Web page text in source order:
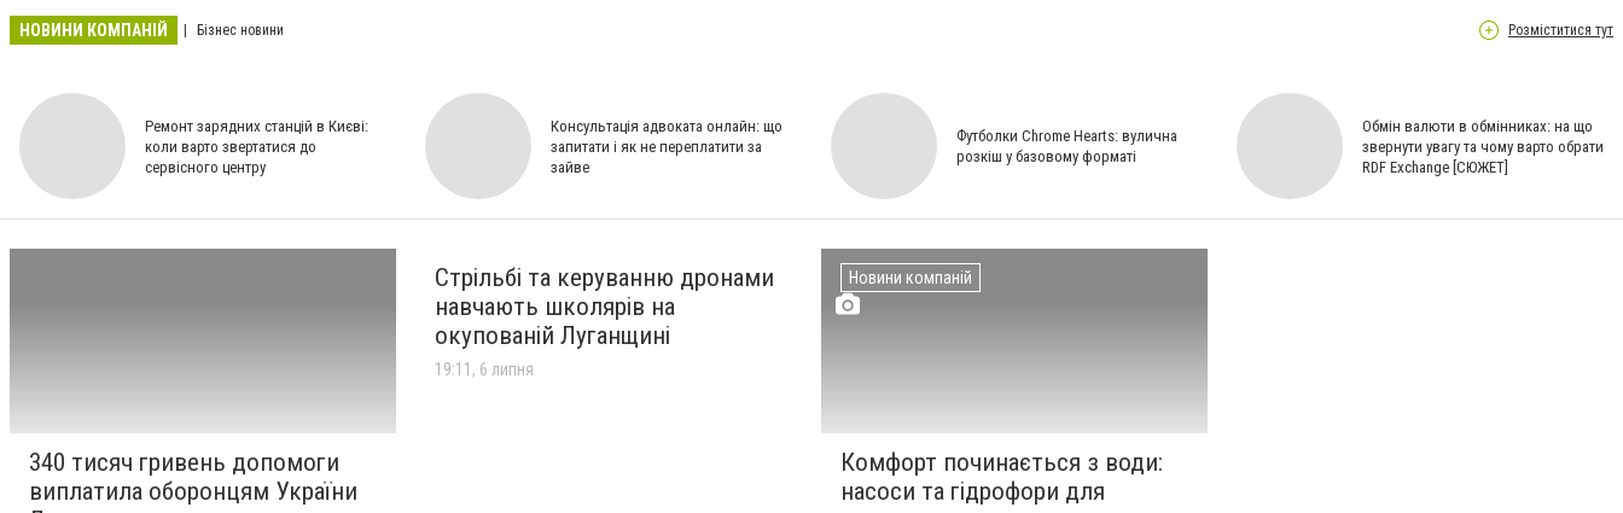
НОВИНИ КОМПАНІЙ Бізнес новини Розміститися тут
Ремонт зарядних станцій в Києві:
коли варто звертатися до
сервісного центру
Консультація адвоката онлайн: що
запитати і як не переплатити за
зайве
Футболки Chrome Hearts: вулична
розкіш у базовому форматі
Обмін валюти в обмінниках: на що
звернути увагу та чому варто обрати
RDF Exchange [СЮЖЕТ]
340 тисяч гривень допомоги
виплатила оборонцям України
Стрільбі та керуванню дронами
навчають школярів на
окупованій Луганщині
19:11, 6 липня
Новини компаній
Комфорт починається з води:
насоси та гідрофори для